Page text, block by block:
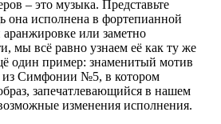
– это музыка. Представьте
исполнена в фортепианной
или заметно
мы всё равно узнаем её как ту же
один пример: знаменитый мотив
из Симфонии №5, в котором
запечатлевающийся в нашем
изменения исполнения.